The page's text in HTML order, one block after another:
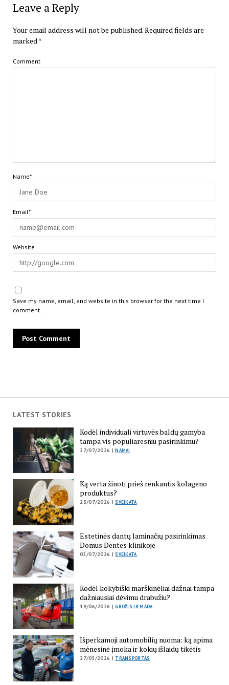
Leave a Reply
Your email address will not be published.Required fields are
marked*
Comment
Name*
Email*
Website
Save my name, email, and website in this browser for the next time I
comment.
LATEST STORIES
Kodėl individuali virtuvės baldų gamyba
tampa vis populiaresniu pasirinkimu?
27/07/2026 |NAMAI
Ką verta žinoti prieš renkantis kolageno
produktus?
23/07/2026 |SVEIKATA
Estetinės dantų laminačių pasirinkimas
Domus Dentes klinikoje
05/07/2026 |SVEIKATA
Kodėl kokybiški marškinėliai dažnai tampa
dažniausiai dėvimu drabužiu?
19/06/2026 |GROŽIS IR MADA
Išperkamoji automobilių nuoma: ką apima
mėnesinė įmoka ir kokių išlaidų tikėtis
27/05/2026 | TRANSPORTAS